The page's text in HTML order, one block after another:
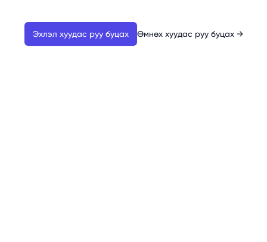
Эхлэл хуудас руу буцах Өмнөх хуудас руу буцах →